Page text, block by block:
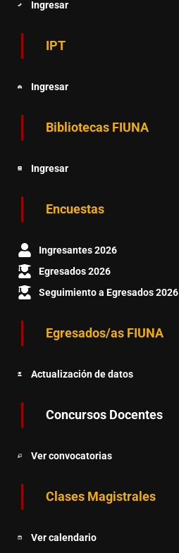
Ingresar
IPT
Ingresar
Bibliotecas FIUNA
Ingresar
Encuestas
Ingresantes 2026
Egresados 2026
Seguimiento a Egresados 2026
Egresados/as FIUNA
Actualización de datos
Concursos Docentes
Ver convocatorias
Clases Magistrales
Ver calendario